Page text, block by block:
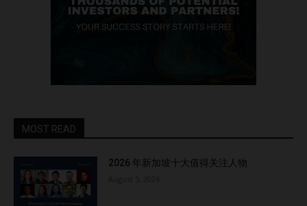
MOST READ
2026 年新加坡十大值得关注人物